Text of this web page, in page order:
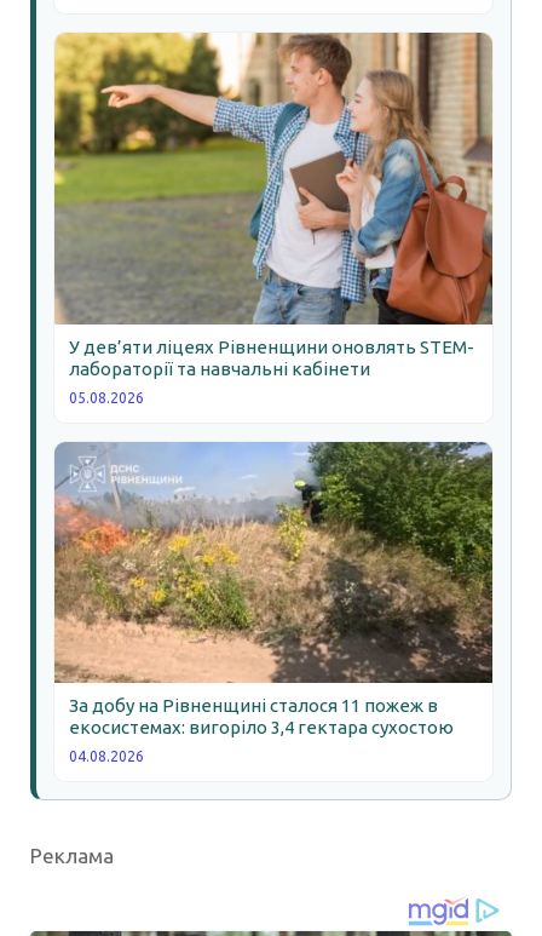
У дев’яти ліцеях Рівненщини оновлять STEM-
лабораторії та навчальні кабінети
05.08.2026
За добу на Рівненщині сталося 11 пожеж в
екосистемах: вигоріло 3,4 гектара сухостою
04.08.2026
Реклама